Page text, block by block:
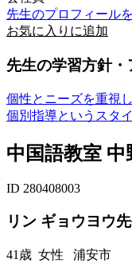
先生のプロフィール
お気に入りに追加
先生の学習方針・
個性とニーズを重視
個別指導というスタ
中国語教室 中
ID 280408003
リン ギョウヨウ
41歳 女性 浦安市